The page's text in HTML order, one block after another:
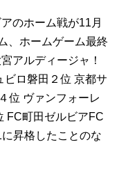
のホーム戦が11月
、ホームゲーム最終
アルディージャ！
ビロ磐田２位 京都サ
位 ヴァンフォーレ
FC町田ゼルビアFC
昇格したことのな